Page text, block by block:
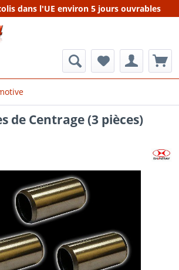
dans l'UE environ 5 jours ouvrables
de Centrage (3 pièces)